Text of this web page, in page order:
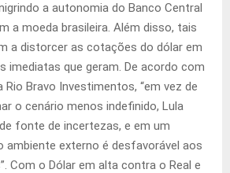
a autonomia do Banco Central
a moeda brasileira. Além disso, tais
a distorcer as cotações do dólar em
imediatas que geram. De acordo com
Bravo Investimentos, “em vez de
o cenário menos indefinido, Lula
fonte de incertezas, e em um
ambiente externo é desfavorável aos
Com o Dólar em alta contra o Real e